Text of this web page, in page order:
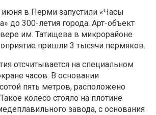
июня в Перми запустили «Часы
до 300-летия города. Арт-объект
им. Татищева в микрорайоне
пришли 3 тысячи пермяков.
отсчитывается на специальном
часов. В основании
пять метров, расположено
колесо стояло на плотине
завода, с основания